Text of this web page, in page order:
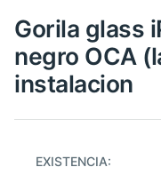
Gorila glass
negro OCA
instalacion
EXISTENCIA: